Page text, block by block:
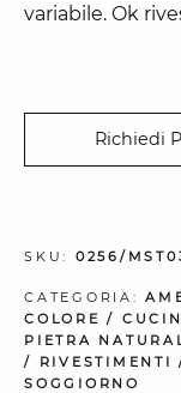
variabile. Ok
Richiedi
SKU: 0256/
CATEGORIA:
COLORE /
PIETRA
/
RIVESTIMENTI
SOGGIORNO